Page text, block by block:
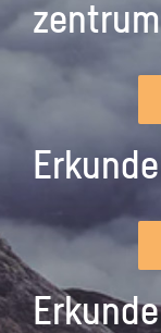
zentrum